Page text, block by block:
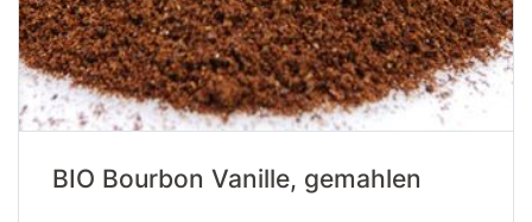
BIO Bourbon Vanille, gemahlen